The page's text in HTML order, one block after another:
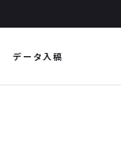
データ入稿